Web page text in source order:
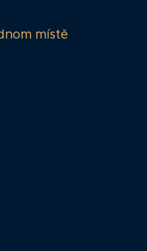
místě